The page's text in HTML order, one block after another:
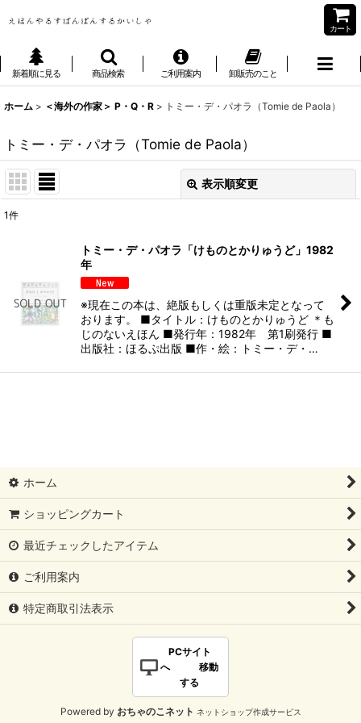
カート
新着順に見る 商品検索 ご利用案内 卸販売のこと
ホーム > ＜海外の作家＞ P・Q・R > トミー・デ・パオラ（Tomie de Paola）
トミー・デ・パオラ（Tomie de Paola）
表示順変更
絞り込む
1件
トミー・デ・パオラ「けものとかりゅうど」1982
年
※現在この本は、絶版もしくは重版未定となって
おります。 ■タイトル：けものとかりゅうど ＊も
じのないえほん ■発行年：1982年 第1刷発行 ■
出版社：ほるぷ出版 ■作・絵：トミー・デ・…
ホーム
ショッピングカート
最近チェックしたアイテム
ご利用案内
特定商取引法表示
PCサイト
へ 移動
する
Powered by おちゃのこネット ネットショップ作成サービス